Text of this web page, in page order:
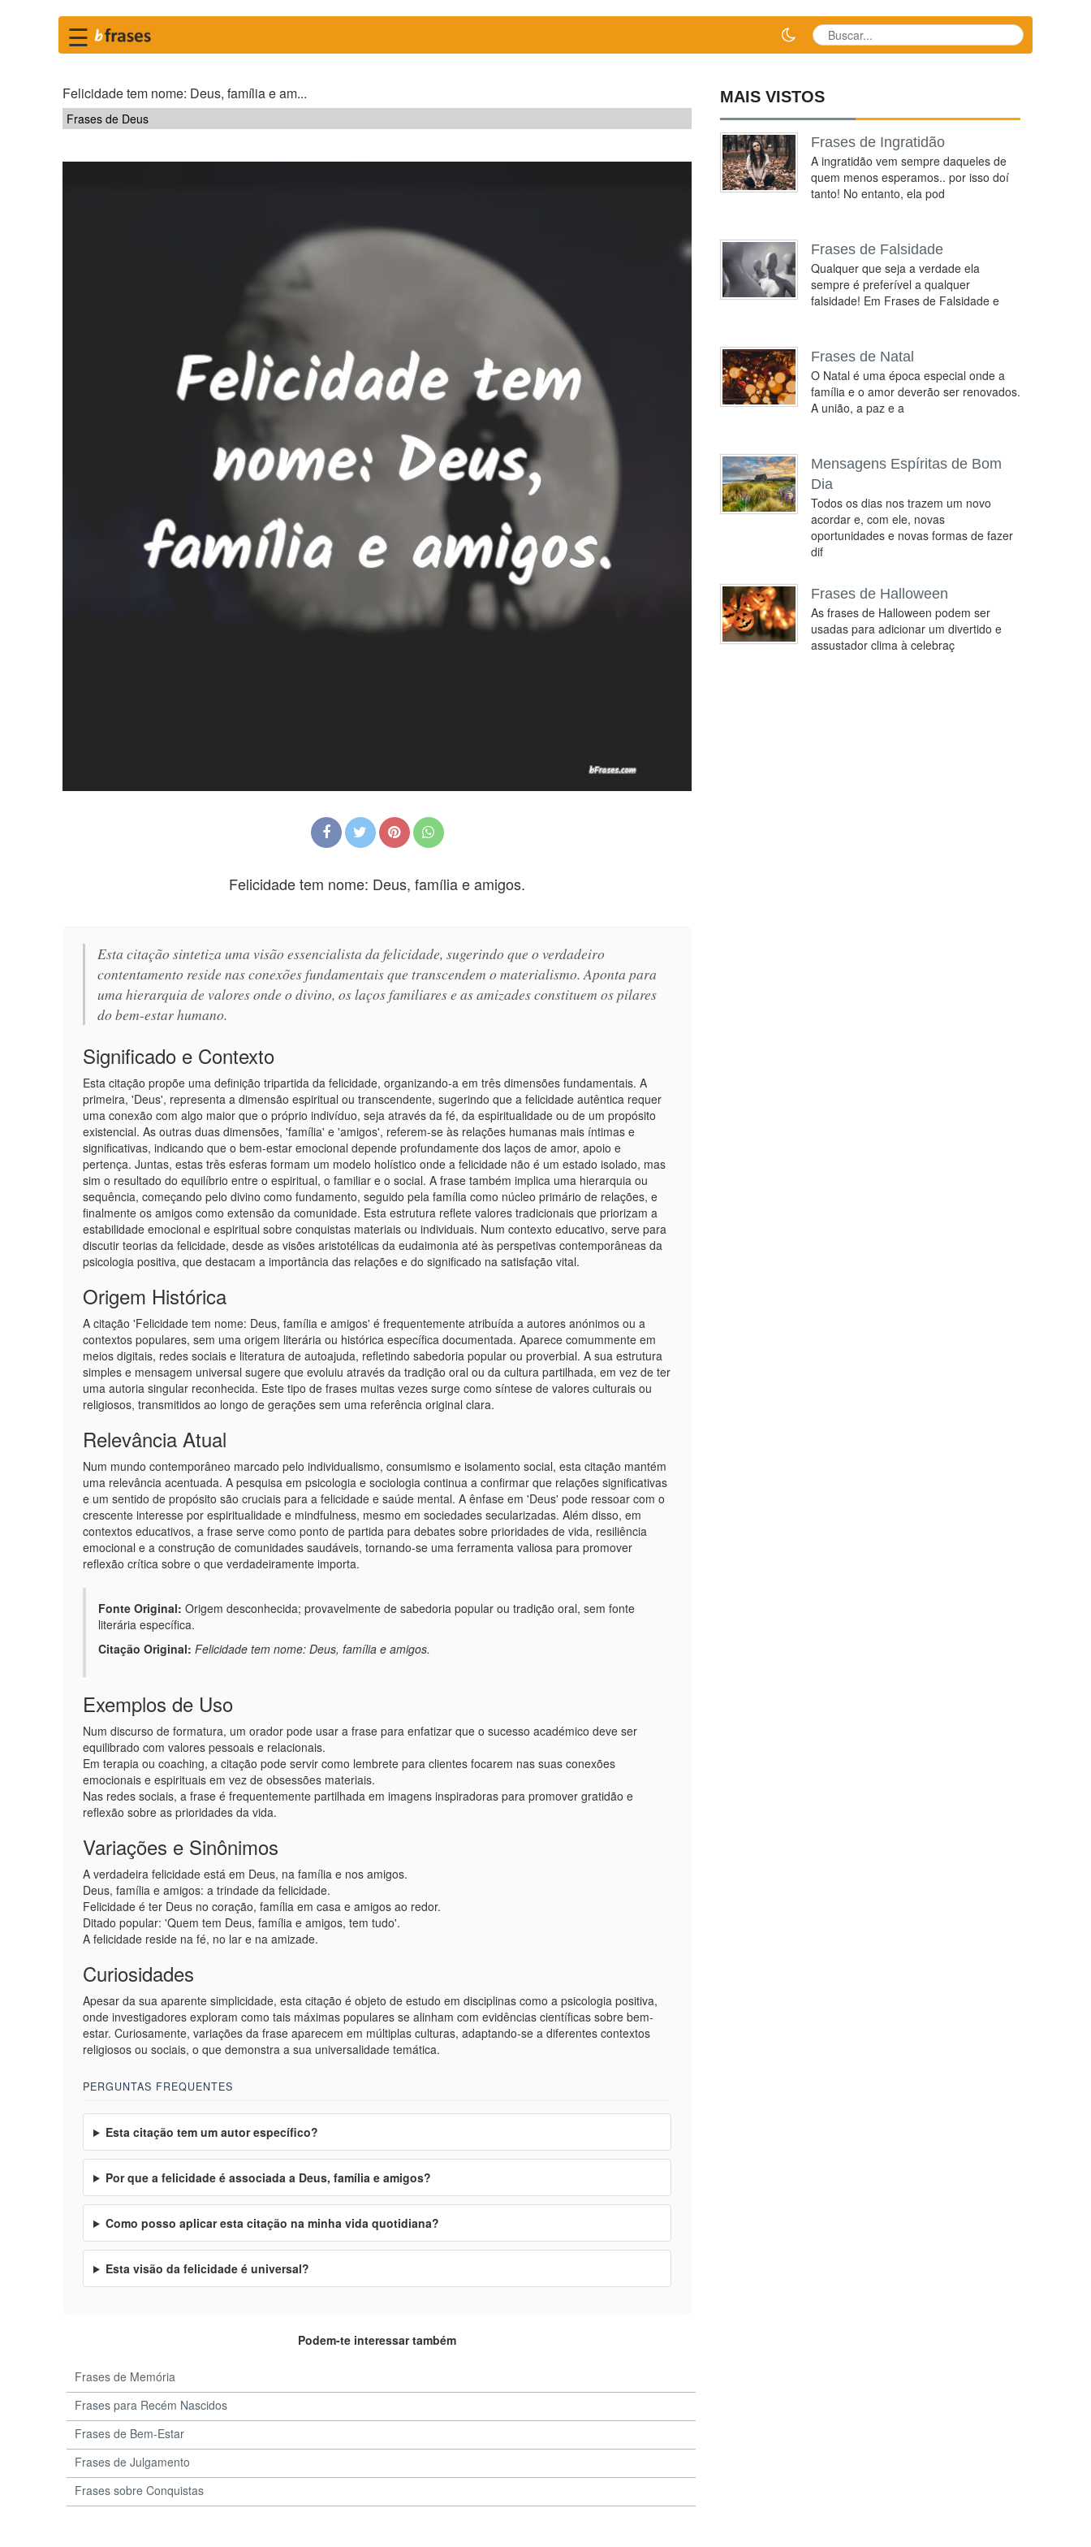
☰
Felicidade tem nome: Deus, família e am...
Frases de Deus
Felicidade tem nome: Deus, família e amigos.
Esta citação sintetiza uma visão essencialista da felicidade, sugerindo que o verdadeiro
contentamento reside nas conexões fundamentais que transcendem o materialismo. Aponta para
uma hierarquia de valores onde o divino, os laços familiares e as amizades constituem os pilares
do bem-estar humano.
Significado e Contexto
Esta citação propõe uma definição tripartida da felicidade, organizando-a em três dimensões fundamentais. A
primeira, 'Deus', representa a dimensão espiritual ou transcendente, sugerindo que a felicidade autêntica requer
uma conexão com algo maior que o próprio indivíduo, seja através da fé, da espiritualidade ou de um propósito
existencial. As outras duas dimensões, 'família' e 'amigos', referem-se às relações humanas mais íntimas e
significativas, indicando que o bem-estar emocional depende profundamente dos laços de amor, apoio e
pertença. Juntas, estas três esferas formam um modelo holístico onde a felicidade não é um estado isolado, mas
sim o resultado do equilíbrio entre o espiritual, o familiar e o social. A frase também implica uma hierarquia ou
sequência, começando pelo divino como fundamento, seguido pela família como núcleo primário de relações, e
finalmente os amigos como extensão da comunidade. Esta estrutura reflete valores tradicionais que priorizam a
estabilidade emocional e espiritual sobre conquistas materiais ou individuais. Num contexto educativo, serve para
discutir teorias da felicidade, desde as visões aristotélicas da eudaimonia até às perspetivas contemporâneas da
psicologia positiva, que destacam a importância das relações e do significado na satisfação vital.
Origem Histórica
A citação 'Felicidade tem nome: Deus, família e amigos' é frequentemente atribuída a autores anónimos ou a
contextos populares, sem uma origem literária ou histórica específica documentada. Aparece comummente em
meios digitais, redes sociais e literatura de autoajuda, refletindo sabedoria popular ou proverbial. A sua estrutura
simples e mensagem universal sugere que evoluiu através da tradição oral ou da cultura partilhada, em vez de ter
uma autoria singular reconhecida. Este tipo de frases muitas vezes surge como síntese de valores culturais ou
religiosos, transmitidos ao longo de gerações sem uma referência original clara.
Relevância Atual
Num mundo contemporâneo marcado pelo individualismo, consumismo e isolamento social, esta citação mantém
uma relevância acentuada. A pesquisa em psicologia e sociologia continua a confirmar que relações significativas
e um sentido de propósito são cruciais para a felicidade e saúde mental. A ênfase em 'Deus' pode ressoar com o
crescente interesse por espiritualidade e mindfulness, mesmo em sociedades secularizadas. Além disso, em
contextos educativos, a frase serve como ponto de partida para debates sobre prioridades de vida, resiliência
emocional e a construção de comunidades saudáveis, tornando-se uma ferramenta valiosa para promover
reflexão crítica sobre o que verdadeiramente importa.
Fonte Original: Origem desconhecida; provavelmente de sabedoria popular ou tradição oral, sem fonte
literária específica.
Citação Original: Felicidade tem nome: Deus, família e amigos.
Exemplos de Uso
Num discurso de formatura, um orador pode usar a frase para enfatizar que o sucesso académico deve ser
equilibrado com valores pessoais e relacionais.
Em terapia ou coaching, a citação pode servir como lembrete para clientes focarem nas suas conexões
emocionais e espirituais em vez de obsessões materiais.
Nas redes sociais, a frase é frequentemente partilhada em imagens inspiradoras para promover gratidão e
reflexão sobre as prioridades da vida.
Variações e Sinônimos
A verdadeira felicidade está em Deus, na família e nos amigos.
Deus, família e amigos: a trindade da felicidade.
Felicidade é ter Deus no coração, família em casa e amigos ao redor.
Ditado popular: 'Quem tem Deus, família e amigos, tem tudo'.
A felicidade reside na fé, no lar e na amizade.
Curiosidades
Apesar da sua aparente simplicidade, esta citação é objeto de estudo em disciplinas como a psicologia positiva,
onde investigadores exploram como tais máximas populares se alinham com evidências científicas sobre bem-
estar. Curiosamente, variações da frase aparecem em múltiplas culturas, adaptando-se a diferentes contextos
religiosos ou sociais, o que demonstra a sua universalidade temática.
PERGUNTAS FREQUENTES
Esta citação tem um autor específico?
Por que a felicidade é associada a Deus, família e amigos?
Como posso aplicar esta citação na minha vida quotidiana?
Esta visão da felicidade é universal?
Podem-te interessar também
Frases de Memória
Frases para Recém Nascidos
Frases de Bem-Estar
Frases de Julgamento
Frases sobre Conquistas
MAIS VISTOS
Frases de Ingratidão
A ingratidão vem sempre daqueles de
quem menos esperamos.. por isso doí
tanto! No entanto, ela pod
Frases de Falsidade
Qualquer que seja a verdade ela
sempre é preferível a qualquer
falsidade! Em Frases de Falsidade e
Frases de Natal
O Natal é uma época especial onde a
família e o amor deverão ser renovados.
A união, a paz e a
Mensagens Espíritas de Bom
Dia
Todos os dias nos trazem um novo
acordar e, com ele, novas
oportunidades e novas formas de fazer
dif
Frases de Halloween
As frases de Halloween podem ser
usadas para adicionar um divertido e
assustador clima à celebraç